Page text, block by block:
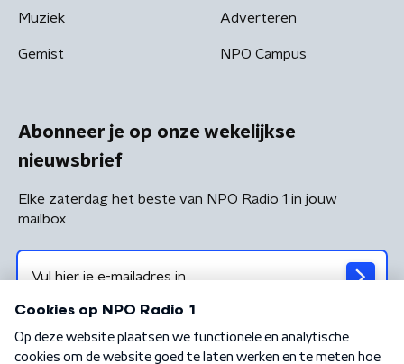
Muziek
Gemist
Adverteren
NPO Campus
Abonneer je op onze wekelijkse
nieuwsbrief
Elke zaterdag het beste van NPO Radio 1 in jouw
mailbox